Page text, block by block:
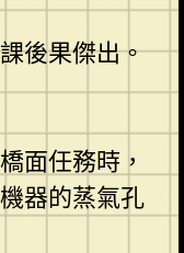
後果傑出。
面任務時，
器的蒸氣孔